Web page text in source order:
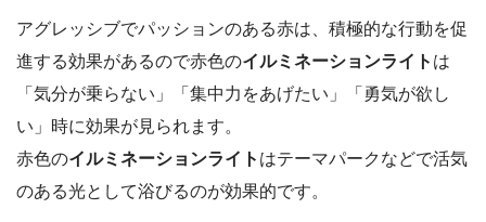
アグレッシブでパッションのある赤は、積極的な行動を促
進する効果があるので赤色のイルミネーションライト は
「気分が乗らない」「集中力をあげたい」「勇気が欲し
い」時に効果が見られます。
赤色のイルミネーションライト はテーマパークなどで活気
のある光として浴びるのが効果的です。